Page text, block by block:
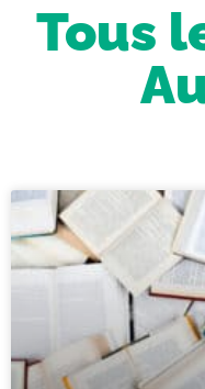
Tous